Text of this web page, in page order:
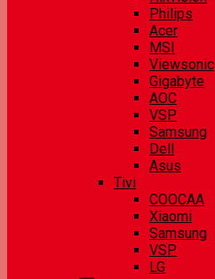
Philips
Acer
MSI
Viewsonic
Gigabyte
AOC
VSP
Samsung
Dell
Asus
Tivi
COOCAA
Xiaomi
Samsung
VSP
LG